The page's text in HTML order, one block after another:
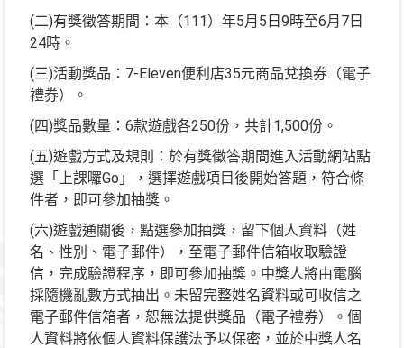
(二)有獎徵答期間：本（111）年5月5日9時至6月7日
24時。
(三)活動獎品：7-Eleven便利店35元商品兌換券（電子
禮券）。
(四)獎品數量：6款遊戲各250份，共計1,500份。
(五)遊戲方式及規則：於有獎徵答期間進入活動網站點
選「上課囉Go」，選擇遊戲項目後開始答題，符合條
件者，即可參加抽獎。
(六)遊戲通關後，點選參加抽獎，留下個人資料（姓
名、性別、電子郵件），至電子郵件信箱收取驗證
信，完成驗證程序，即可參加抽獎。中獎人將由電腦
採隨機亂數方式抽出。未留完整姓名資料或可收信之
電子郵件信箱者，恕無法提供獎品（電子禮券）。個
人資料將依個人資料保護法予以保密，並於中獎人名